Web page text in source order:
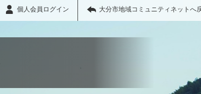
個人会員ログイン 大分市地域コミュニティネットへ